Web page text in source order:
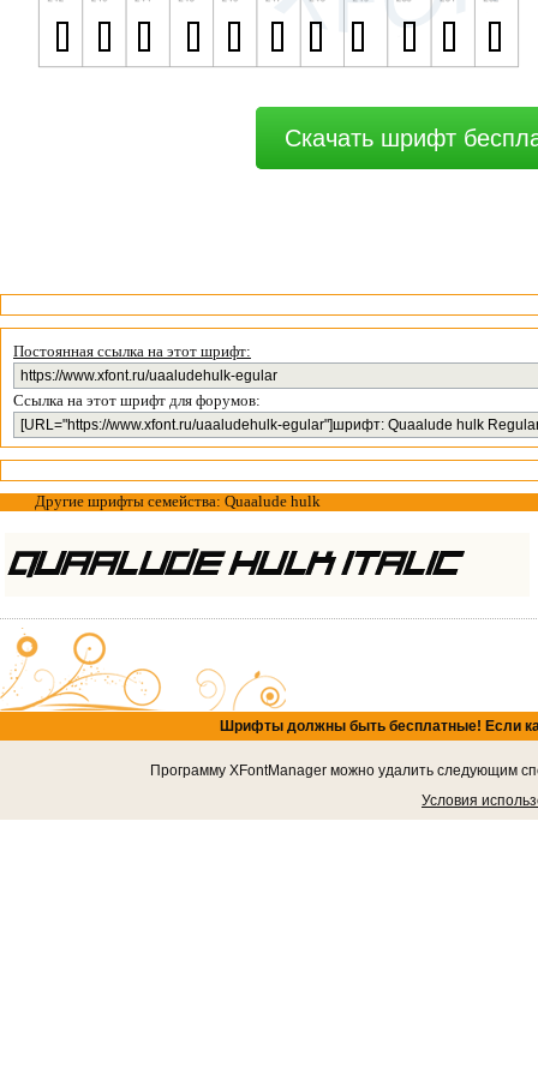
Скачать шрифт
Постоянная ссылка на этот шрифт:
Ссылка на этот шрифт для форумов:
Другие шрифты семейства: Quaalude hulk
Шрифты должны быть бесплатные! Если
Программу XFontManager можно удалить следующим
Условия